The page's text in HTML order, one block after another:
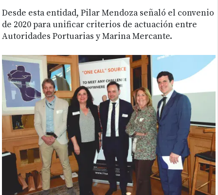
Desde esta entidad, Pilar Mendoza señaló el convenio
de 2020 para unificar criterios de actuación entre
Autoridades Portuarias y Marina Mercante.